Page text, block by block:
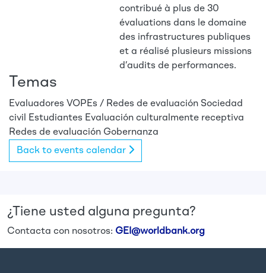
contribué à plus de 30
évaluations dans le domaine
des infrastructures publiques
et a réalisé plusieurs missions
d’audits de performances.
Temas
Evaluadores VOPEs / Redes de evaluación Sociedad
civil
Estudiantes Evaluación culturalmente receptiva
Redes de evaluación Gobernanza
Back to events calendar
¿Tiene usted alguna pregunta?
Contacta con nosotros: GEI@worldbank.org